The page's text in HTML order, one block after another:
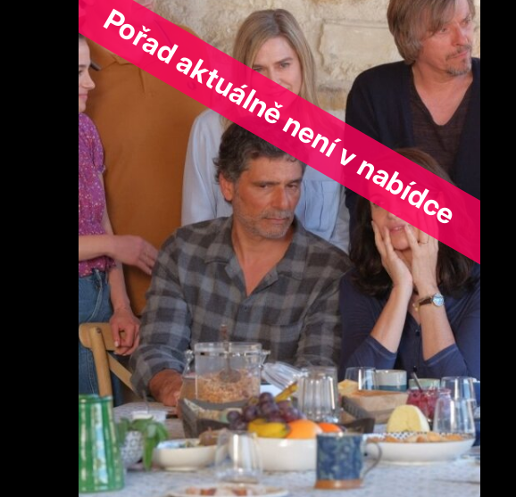
Pořad aktuálně není v nabídce